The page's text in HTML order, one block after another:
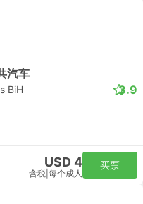
汽车
BiH 3.9
USD 4
含税 每个成人
买票